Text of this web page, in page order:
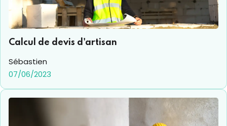
Calcul de devis d'artisan
Sébastien
07/06/2023